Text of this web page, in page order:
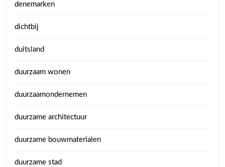
denemarken
dichtbij
duitsland
duurzaam wonen
duurzaamondernemen
duurzame architectuur
duurzame bouwmaterialen
duurzame stad